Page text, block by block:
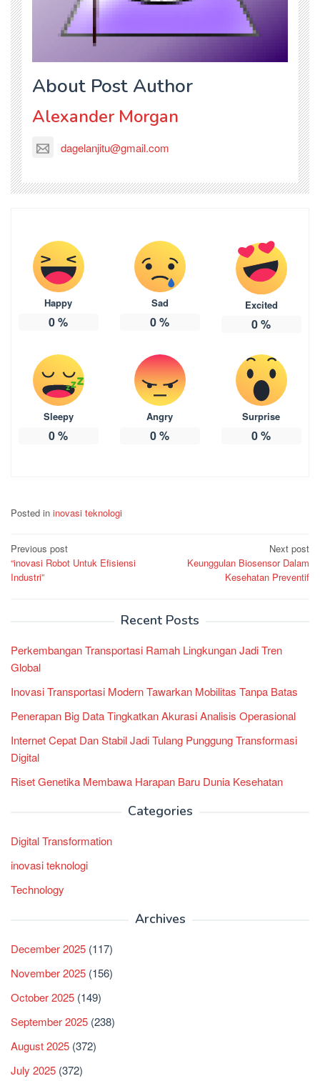
About Post Author
Alexander Morgan
dagelanjitu@gmail.com
Happy
0%
Sad
0%
Excited
0%
Sleepy
0%
Angry
0%
Surprise
0%
Posted in inovasi teknologi
Post
navigation
Previous post
“inovasi Robot Untuk Efisiensi
Industri”
Next post
Keunggulan Biosensor Dalam
Kesehatan Preventif
Recent Posts
Perkembangan Transportasi Ramah Lingkungan Jadi Tren
Global
Inovasi Transportasi Modern Tawarkan Mobilitas Tanpa Batas
Penerapan Big Data Tingkatkan Akurasi Analisis Operasional
Internet Cepat Dan Stabil Jadi Tulang Punggung Transformasi
Digital
Riset Genetika Membawa Harapan Baru Dunia Kesehatan
Categories
Digital Transformation
inovasi teknologi
Technology
Archives
December 2025 (117)
November 2025 (156)
October 2025 (149)
September 2025 (238)
August 2025 (372)
July 2025 (372)